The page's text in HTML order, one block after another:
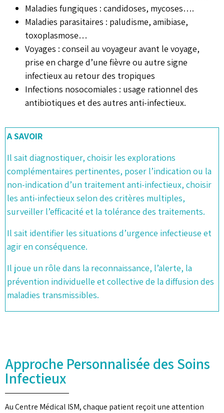
Maladies fungiques : candidoses, mycoses….
Maladies parasitaires : paludisme, amibiase,
toxoplasmose…
Voyages : conseil au voyageur avant le voyage,
prise en charge d’une fièvre ou autre signe
infectieux au retour des tropiques
Infections nosocomiales : usage rationnel des
antibiotiques et des autres anti-infectieux.
A SAVOIR
Il sait diagnostiquer, choisir les explorations
complémentaires pertinentes, poser l’indication ou la
non-indication d’un traitement anti-infectieux, choisir
les anti-infectieux selon des critères multiples,
surveiller l’efficacité et la tolérance des traitements.
Il sait identifier les situations d’urgence infectieuse et
agir en conséquence.
Il joue un rôle dans la reconnaissance, l’alerte, la
prévention individuelle et collective de la diffusion des
maladies transmissibles.
Approche Personnalisée des Soins
Infectieux
Au Centre Médical ISM, chaque patient reçoit une attention